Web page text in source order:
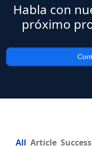
Habla con
próximo
All Article